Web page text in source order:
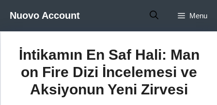
atlaNuovo Account Menu
İntikamın En Saf Hali: Man
on Fire Dizi İncelemesi ve
Aksiyonun Yeni Zirvesi